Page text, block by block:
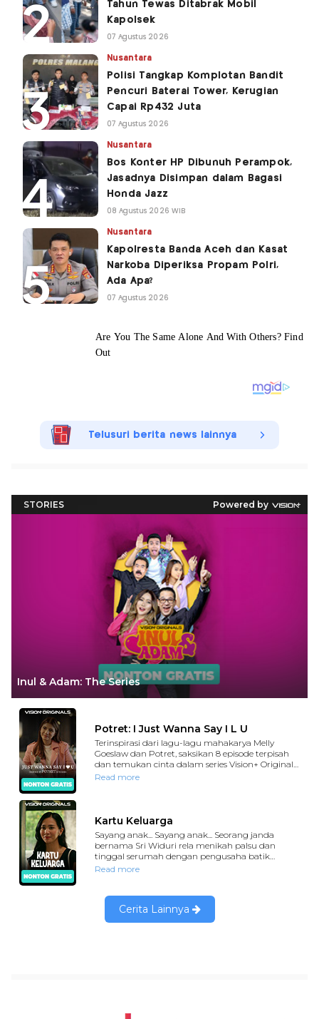
Tahun Tewas Ditabrak Mobil
Kapolsek
07 Agustus 2026
Nusantara
Polisi Tangkap Komplotan Bandit
Pencuri Baterai Tower, Kerugian
Capai Rp432 Juta
07 Agustus 2026
Nusantara
Bos Konter HP Dibunuh Perampok,
Jasadnya Disimpan dalam Bagasi
Honda Jazz
08 Agustus 2026 WIB
Nusantara
Kapolresta Banda Aceh dan Kasat
Narkoba Diperiksa Propam Polri,
Ada Apa?
07 Agustus 2026
Telusuri berita news lainnya